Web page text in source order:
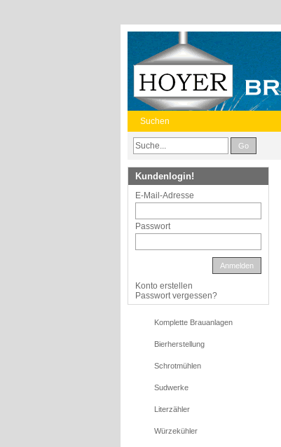
Suchen
Go
Kundenlogin!
E-Mail-Adresse
Passwort
Anmelden
Konto erstellen
Passwort vergessen?
Komplette Brauanlagen
Bierherstellung
Schrotmühlen
Sudwerke
Literzähler
Würzekühler